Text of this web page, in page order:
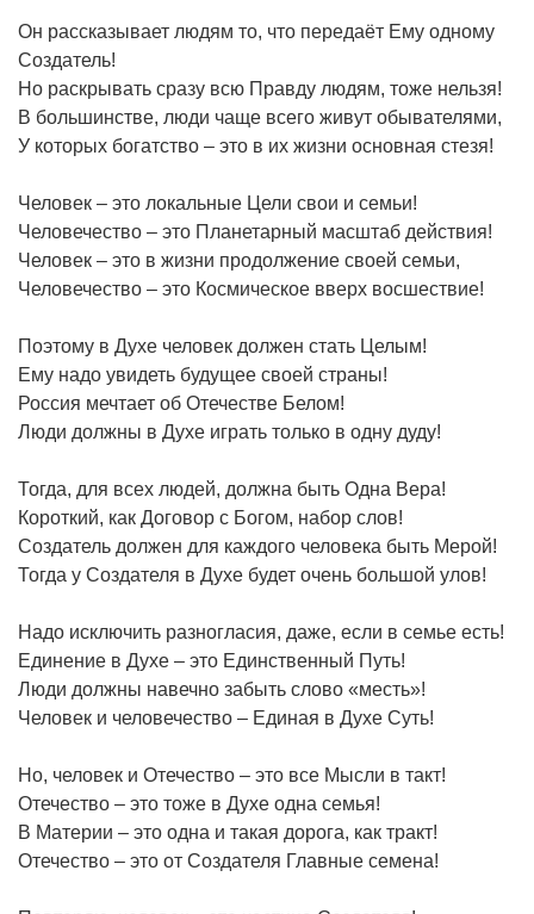
Он рассказывает людям то, что передаёт Ему одному
Создатель!
Но раскрывать сразу всю Правду людям, тоже нельзя!
В большинстве, люди чаще всего живут обывателями,
У которых богатство – это в их жизни основная стезя!
Человек – это локальные Цели свои и семьи!
Человечество – это Планетарный масштаб действия!
Человек – это в жизни продолжение своей семьи,
Человечество – это Космическое вверх восшествие!
Поэтому в Духе человек должен стать Целым!
Ему надо увидеть будущее своей страны!
Россия мечтает об Отечестве Белом!
Люди должны в Духе играть только в одну дуду!
Тогда, для всех людей, должна быть Одна Вера!
Короткий, как Договор с Богом, набор слов!
Создатель должен для каждого человека быть Мерой!
Тогда у Создателя в Духе будет очень большой улов!
Надо исключить разногласия, даже, если в семье есть!
Единение в Духе – это Единственный Путь!
Люди должны навечно забыть слово «месть»!
Человек и человечество – Единая в Духе Суть!
Но, человек и Отечество – это все Мысли в такт!
Отечество – это тоже в Духе одна семья!
В Материи – это одна и такая дорога, как тракт!
Отечество – это от Создателя Главные семена!